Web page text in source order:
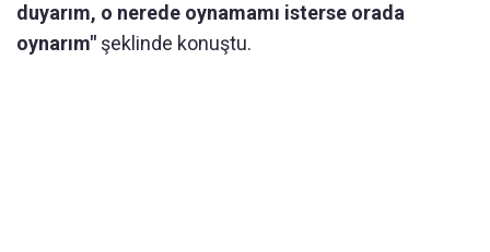
duyarım, o nerede oynamamı isterse orada
oynarım" şeklinde konuştu.